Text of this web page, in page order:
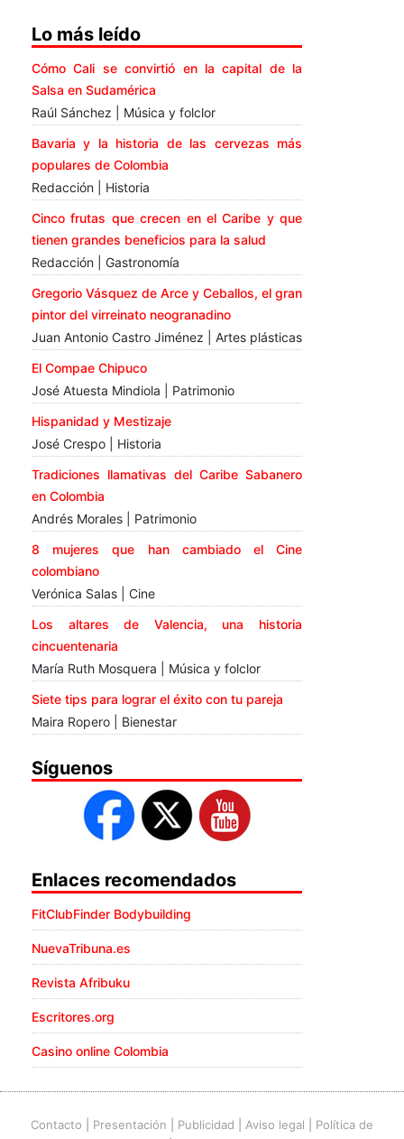
Lo más leído
Cómo Cali se convirtió en la capital de la
Salsa en Sudamérica
Raúl Sánchez | Música y folclor
Bavaria y la historia de las cervezas más
populares de Colombia
Redacción | Historia
Cinco frutas que crecen en el Caribe y que
tienen grandes beneficios para la salud
Redacción | Gastronomía
Gregorio Vásquez de Arce y Ceballos, el gran
pintor del virreinato neogranadino
Juan Antonio Castro Jiménez | Artes plásticas
El Compae Chipuco
José Atuesta Mindiola | Patrimonio
Hispanidad y Mestizaje
José Crespo | Historia
Tradiciones llamativas del Caribe Sabanero
en Colombia
Andrés Morales | Patrimonio
8 mujeres que han cambiado el Cine
colombiano
Verónica Salas | Cine
Los altares de Valencia, una historia
cincuentenaria
María Ruth Mosquera | Música y folclor
Siete tips para lograr el éxito con tu pareja
Maira Ropero | Bienestar
Síguenos
Enlaces recomendados
FitClubFinder Bodybuilding
NuevaTribuna.es
Revista Afribuku
Escritores.org
Casino online Colombia
Contacto Presentación Publicidad Aviso legal
Política de